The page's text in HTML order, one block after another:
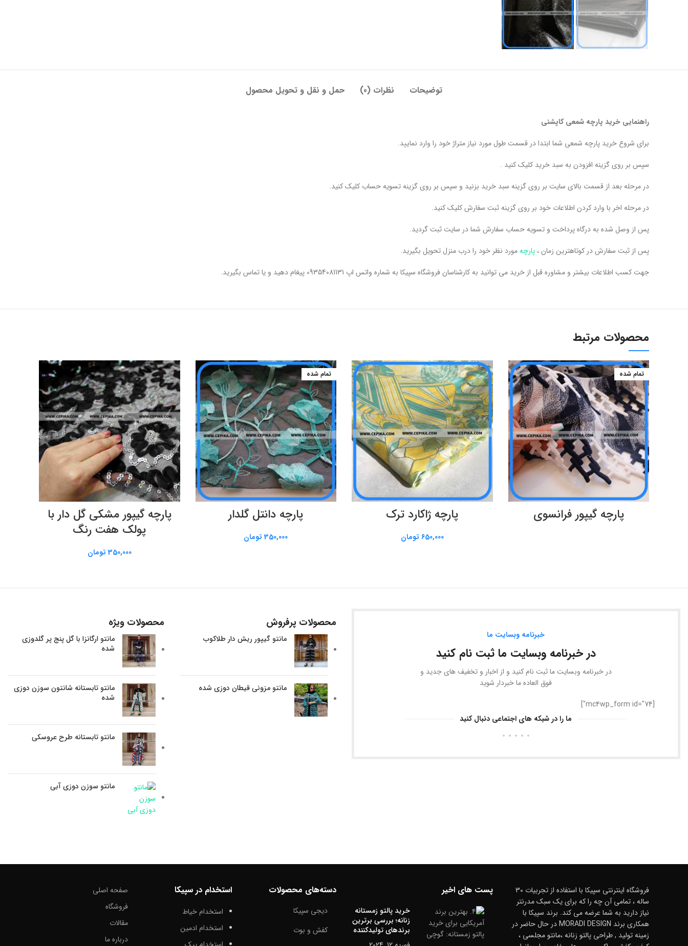
توضیحات نظرات (0) حمل و نقل و تحویل محصول
راهنمایی خرید پارچه شمعی کاپشنی
برای شروع خرید پارچه شمعی شما ابتدا در قسمت طول مورد نیاز متراژ خود را وارد نمایید.
سپس بر روی گزینه افزودن به سبد خرید کلیک کنید .
در مرحله بعد از قسمت بالای سایت بر روی گزینه سبد خرید بزنید و سپس بر روی گزینه تسویه حساب کلیک کنید.
در مرحله اخر با وارد کردن اطلاعات خود بر روی گزینه ثبت سفارش کلیک کنید.
پس از وصل شده به درگاه پرداخت و تسویه حساب سفارش شما در سایت ثبت گردید.
پس از ثبت سفارش در کوتاهترین زمان ، پارچهمورد نظر خود را درب منزل تحویل بگیرید.
جهت کسب اطلاعات بیشتر و مشاوره قبل از خرید می توانید به کارشناسان فروشگاه سپیکا به شماره واتس اپ 09354081131 پیغام دهید و یا تماس بگیرید.
محصولات مرتبط
تمام شده
اطلاعات بیشتر
پارچه گیپور فرانسوی افزودن به سبد خرید
پارچه ژاکارد ترک
650,000 تومان
تمام شده
اطلاعات بیشتر
پارچه دانتل گلدار
350,000 تومان
افزودن به سبد خرید
پارچه گیپور مشکی گل دار با
پولک هفت رنگ
350,000 تومان
محصولات ویژه
مانتو ارگانزا با گل پنج پر گلدوزی
شده
مانتو تابستانه شانتون سوزن دوزی
شده
مانتو تابستانه طرح عروسکی
مانتو سوزن دوزی آبی
محصولات پرفروش
مانتو گیپور ریش دار طلاکوب
مانتو مزونی قیطان دوزی شده
خبرنامه وبسایت ما
در خبرنامه وبسایت ما ثبت نام کنید
در خبرنامه وبسایت ما ثبت نام کنید و از اخبار و تخفیف های جدید و
فوق العاده ما خبردار شوید
[mc4wp_form id="74"]
ما را در شبکه های اجتماعی دنبال کنید
فروشگاه اینترنتی سپیکا با استفاده از تجربیات 30
ساله ، تمامی آن چه را که برای یک سبک مدرنتر
نیاز دارید به شما عرضه می کند. برند سپیکا با
همکاری برند MORADI DESIGN در حال حاضر در
زمینه تولید , طراحی پالتو زنانه ،مانتو مجلسی ،
پست های اخیر
خرید پالتو زمستانه
زنانه؛ بررسی برترین
برندهای تولیدکننده
دسته‌های محصولات
دیجی سپیکا
کفش و بوت
استخدام در سپیکا
استخدام خیاط
استخدام ادمین
صفحه اصلی
فروشگاه
مقالات
درباره ما